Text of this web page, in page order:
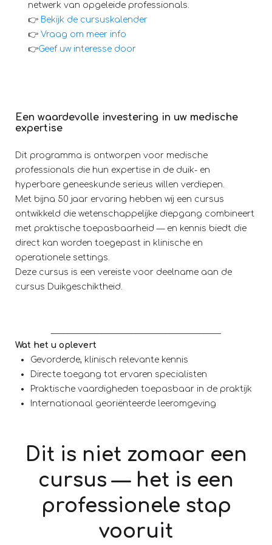
De veiligheid van duikers en klinische
uitkomsten te verbeteren
Evidence-based principes toe te passen in
praktische toepasbaarheid
Dezelfde hoogwaardige opleiding — nu
aangeboden op een effectievere en
netwerk van opgeleide professionals.
👉 Bekijk de cursuskalender
👉 Vraag om meer info
👉Geef uw interesse door
Een waardevolle investering in uw medische
expertise
Dit programma is ontworpen voor medische
professionals die hun expertise in de duik- en
hyperbare geneeskunde serieus willen verdiepen.
Met bijna 50 jaar ervaring hebben wij een cursus
ontwikkeld die wetenschappelijke diepgang combineert
met praktische toepasbaarheid — en kennis biedt die
direct kan worden toegepast in klinische en
operationele settings.
Deze cursus is een vereiste voor deelname aan de
cursus Duikgeschiktheid.
Wat het u oplevert
Gevorderde, klinisch relevante kennis
Directe toegang tot ervaren specialisten
Praktische vaardigheden toepasbaar in de praktijk
Internationaal georiënteerde leeromgeving
Dit is niet zomaar een
cursus — het is een
professionele stap
vooruit